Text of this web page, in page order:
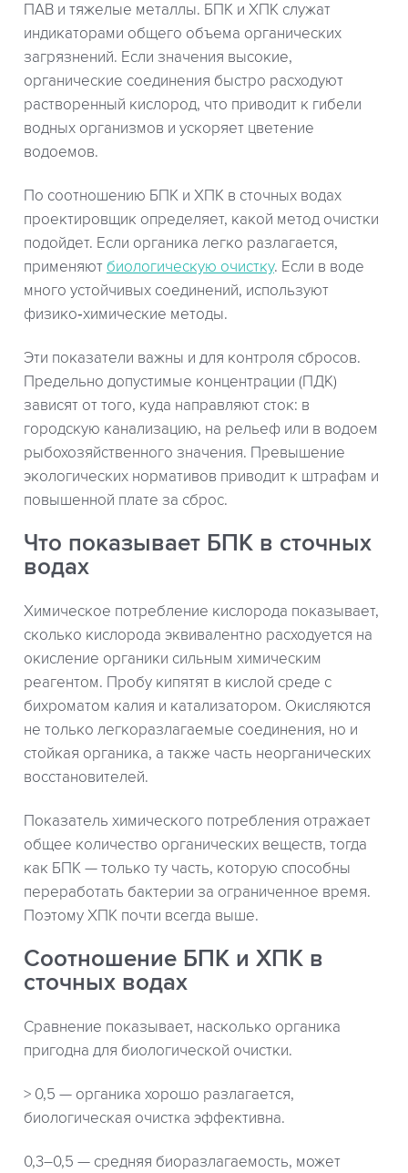
ПАВ и тяжелые металлы. БПК и ХПК служат
индикаторами общего объема органических
загрязнений. Если значения высокие,
органические соединения быстро расходуют
растворенный кислород, что приводит к гибели
водных организмов и ускоряет цветение
водоемов.
По соотношению БПК и ХПК в сточных водах
проектировщик определяет, какой метод очистки
подойдет. Если органика легко разлагается,
применяют биологическую очистку. Если в воде
много устойчивых соединений, используют
физико‑химические методы.
Эти показатели важны и для контроля сбросов.
Предельно допустимые концентрации (ПДК)
зависят от того, куда направляют сток: в
городскую канализацию, на рельеф или в водоем
рыбохозяйственного значения. Превышение
экологических нормативов приводит к штрафам и
повышенной плате за сброс.
Что показывает БПК в сточных
водах
Химическое потребление кислорода показывает,
сколько кислорода эквивалентно расходуется на
окисление органики сильным химическим
реагентом. Пробу кипятят в кислой среде с
бихроматом калия и катализатором. Окисляются
не только легкоразлагаемые соединения, но и
стойкая органика, а также часть неорганических
восстановителей.
Показатель химического потребления отражает
общее количество органических веществ, тогда
как БПК — только ту часть, которую способны
переработать бактерии за ограниченное время.
Поэтому ХПК почти всегда выше.
Соотношение БПК и ХПК в
сточных водах
Сравнение показывает, насколько органика
пригодна для биологической очистки.
> 0,5 — органика хорошо разлагается,
биологическая очистка эффективна.
0,3–0,5 — средняя биоразлагаемость, может